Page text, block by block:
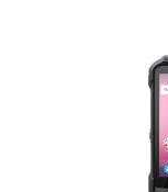
ส่งและโลจิสติกส์
ระบบบาร์โค้ดในธุ
ขายธุรกิจค้าปลีก
การพัฒนาบาร์โค้